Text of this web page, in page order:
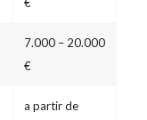
7.000 – 20.000
€
a partir de